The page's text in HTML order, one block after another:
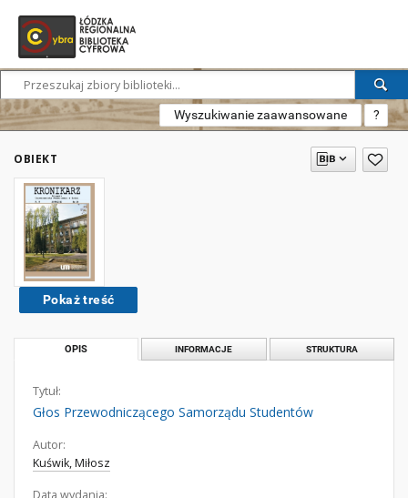
Wyszukiwanie zaawansowane ?
OBIEKT
Pokaż treść
OPIS INFORMACJE STRUKTURA
Tytuł:
Głos Przewodniczącego Samorządu Studentów
Autor:
Kuświk, Miłosz
Data wydania: